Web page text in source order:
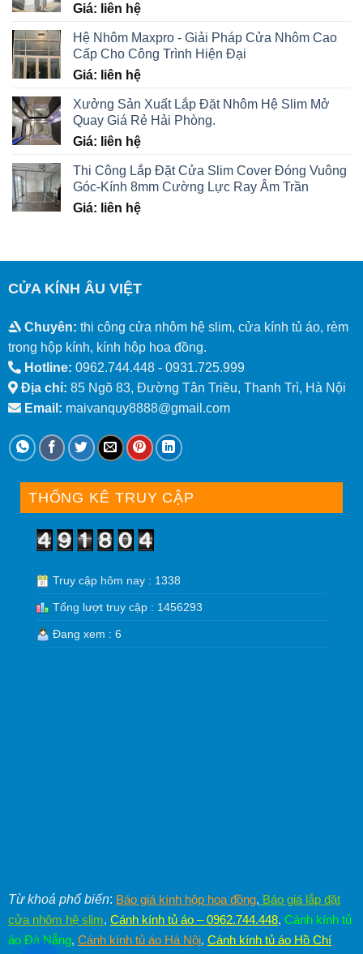
Giá: liên hệ
Hệ Nhôm Maxpro - Giải Pháp Cửa Nhôm Cao
Cấp Cho Công Trình Hiện Đại
Giá: liên hệ
Xưởng Sản Xuất Lắp Đặt Nhôm Hệ Slim Mở
Quay Giá Rẻ Hải Phòng.
Giá: liên hệ
Thi Công Lắp Đặt Cửa Slim Cover Đóng Vuông
Góc-Kính 8mm Cường Lực Ray Âm Trần
Giá: liên hệ
CỬA KÍNH ÂU VIỆT
Chuyên: thi công cửa nhôm hệ slim, cửa kính tủ áo, rèm
trong hộp kính, kính hộp hoa đồng.
Hotline: 0962.744.448 - 0931.725.999
Địa chỉ: 85 Ngõ 83, Đường Tân Triều, Thanh Trì, Hà Nội
Email: maivanquy8888@gmail.com
THỐNG KÊ TRUY CẬP
Truy cập hôm nay : 1338
Tổng lượt truy cập : 1456293
Đang xem : 6
Từ khoá phổ biến: Báo giá kính hộp hoa đồng, Báo giá lắp đặt
cửa nhôm hệ slim, Cánh kính tủ áo – 0962.744.448, Cánh kính tủ
áo Đà Nẵng, Cánh kính tủ áo Hà Nội, Cánh kính tủ áo Hồ Chí